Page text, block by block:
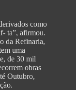
como
ta”, afirmou.
da Refinaria,
uma
de 30 mil
obras
Outubro,